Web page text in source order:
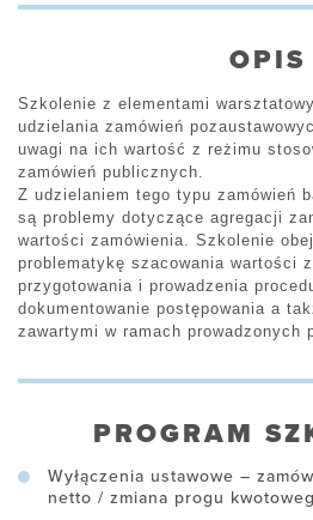
OPIS
Szkolenie z elementami
udzielania zamówień
uwagi na ich wartość z reżimu
zamówień publicznych.
Z udzielaniem tego typu zamówień
są problemy dotyczące agregacji
wartości zamówienia. Szkolenie
problematykę szacowania wartości
przygotowania i prowadzenia
dokumentowanie postępowania a
zawartymi w ramach prowadzonych
PROGRAM
Wyłączenia ustawowe –
netto / zmiana progu